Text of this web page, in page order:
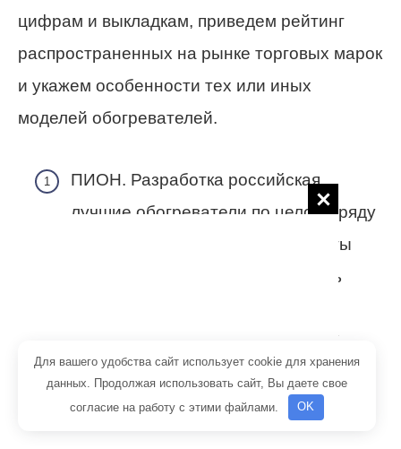
цифрам и выкладкам, приведем рейтинг
распространенных на рынке торговых марок
и укажем особенности тех или иных
моделей обогревателей.
ПИОН. Разработка российская,
лучшие обогреватели по целому ряду
оценок. На первое место эксперты
помещают энергоэффективность
преобразовывать в тепло до 90%
электроэнергии. Первое поколение
обогревателей строилось на
Для вашего удобства сайт использует cookie для хранения
данных. Продолжая использовать сайт, Вы даете свое
согласие на работу с этими файлами.
OK